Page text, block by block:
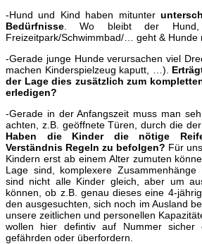
-Hund und Kind haben mitunter
Bedürfnisse . Wo bleibt der
Freizeitpark/Schwimmbad/… geht & Hunde
-Gerade junge Hunde verursachen viel
machen Kinderspielzeug kaputt, …).
der Lage dies zusätzlich zum
erledigen?
-Gerade in der Anfangszeit muss man
achten, z.B. geöffnete Türen, durch die
Haben die Kinder die nötige
Verständnis Regeln zu befolgen? Für
Kindern erst ab einem Alter zumuten
Lage sind, komplexere
sind nicht alle Kinder gleich, aber um
können, ob z.B. genau dieses eine 4-
den ausgesuchten, sich noch im Ausland
unsere zeitlichen und personellen
wollen hier defintiv auf Nummer sicher
gefährden oder überfordern.